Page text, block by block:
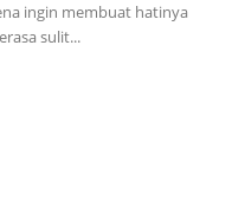
ingin membuat hatinya
sulit...